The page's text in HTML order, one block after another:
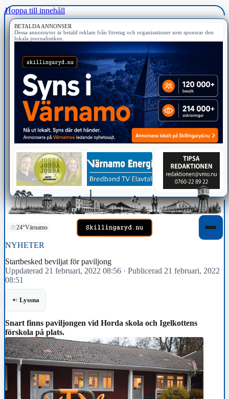
Hoppa till innehåll
BETALDA ANNONSER
Dessa annonsytor är betald reklam från företag och organisationer som sponsrar den
lokala journalistiken.
24°Värnamo
NYHETER
Startbesked beviljat för paviljong
Uppdaterad 21 februari, 2022 08:56 · Publicerad 21 februari, 2022
08:51
Lyssna
Snart finns paviljongen vid Horda skola och Igelkottens
förskola på plats.